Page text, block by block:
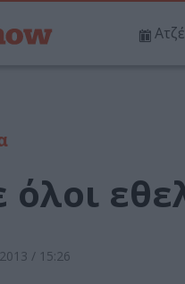
όλοι
/ 15:26